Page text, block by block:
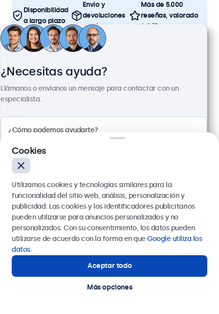
Disponibilidad
a largo plazo
Envío y
devoluciones
gratis
Más de 5.000
reseñas, valorado
4,8/5
Pantalla Táctil Metálica de 19"
Referencia:
100+ uds. en existencias
Panel multitáctil Full HD
Conexiones: HDMI, DisplayPort, USB-C, VGA
Montaje: escritorio, pared, empotrado
Dimensiones exteriores: 481 x 294 x 45 mm
¿Necesitas ayuda?
Llámanos o envíanos un mensaje para contactar con un
especialista.
Enviar
Estamos aquí para ayudarte.
Cookies
Utilizamos cookies y tecnologías similares para la
funcionalidad del sitio web, análisis, personalización y
publicidad. Las cookies y los identificadores publicitarios
pueden utilizarse para anuncios personalizados y no
personalizados. Con su consentimiento, los datos pueden
utilizarse de acuerdo con la forma en que Google utiliza los
datos.
Aceptar todo
Más opciones